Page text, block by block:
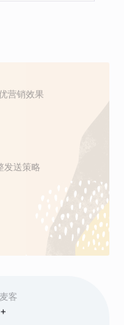
客
营销效果
发送策略